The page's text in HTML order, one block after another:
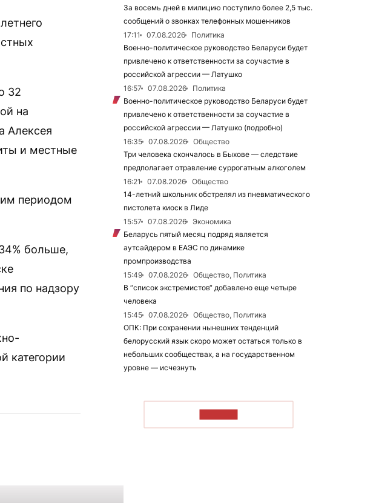
32
на
Алексея
и местные
периодом
больше,
по надзору
категории
За восемь дней в милицию поступило более 2,5 тыс.
сообщений о звонках телефонных мошенников
17:11
07.08.2026
Политика
Военно-политическое руководство Беларуси будет
привлечено к ответственности за соучастие в
российской агрессии — Латушко
16:57
07.08.2026
Политика
Военно-политическое руководство Беларуси будет
привлечено к ответственности за соучастие в
российской агрессии — Латушко (подробно)
16:35
07.08.2026
Общество
Три человека скончалось в Быхове — следствие
предполагает отравление суррогатным алкоголем
16:21
07.08.2026
Общество
14-летний школьник обстрелял из пневматического
пистолета киоск в Лиде
15:57
07.08.2026
Экономика
Беларусь пятый месяц подряд является
аутсайдером в ЕАЭС по динамике
промпроизводства
15:49
07.08.2026
Общество, Политика
В “список экстремистов“ добавлено еще четыре
человека
15:45
07.08.2026
Общество, Политика
ОПК: При сохранении нынешних тенденций
белорусский язык скоро может остаться только в
небольших сообществах, а на государственном
уровне — исчезнуть